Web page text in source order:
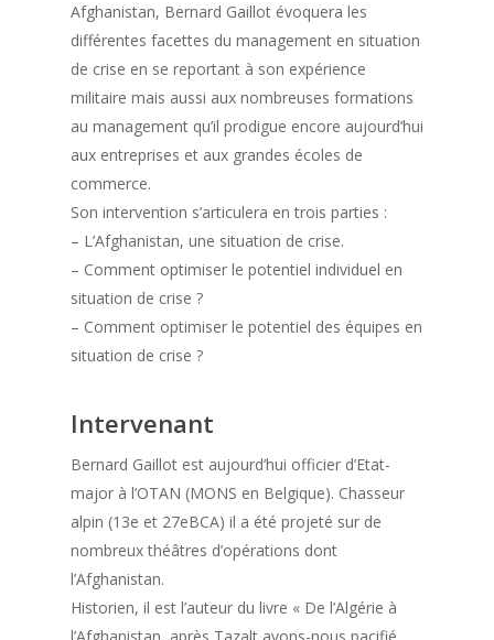
Afghanistan, Bernard Gaillot évoquera les
différentes facettes du management en situation
de crise en se reportant à son expérience
militaire mais aussi aux nombreuses formations
au management qu’il prodigue encore aujourd’hui
aux entreprises et aux grandes écoles de
commerce.
Son intervention s’articulera en trois parties :
– L’Afghanistan, une situation de crise.
– Comment optimiser le potentiel individuel en
situation de crise ?
– Comment optimiser le potentiel des équipes en
situation de crise ?
Intervenant
Bernard Gaillot est aujourd’hui officier d’Etat-
major à l’OTAN (MONS en Belgique). Chasseur
alpin (13e et 27eBCA) il a été projeté sur de
nombreux théâtres d’opérations dont
l’Afghanistan.
Historien, il est l’auteur du livre « De l’Algérie à